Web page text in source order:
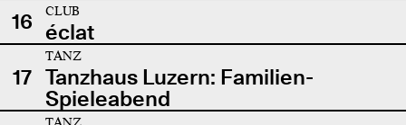
16
CLUB
éclat
17
TANZ
Tanzhaus Luzern: Familien-
Spieleabend